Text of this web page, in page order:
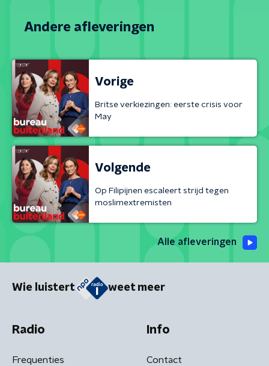
Andere afleveringen
Vorige
Britse verkiezingen: eerste crisis voor
May
Volgende
Op Filipijnen escaleert strijd tegen
moslimextremisten
Alle afleveringen
Wie luistert weet meer
Radio
Frequenties
Info
Contact